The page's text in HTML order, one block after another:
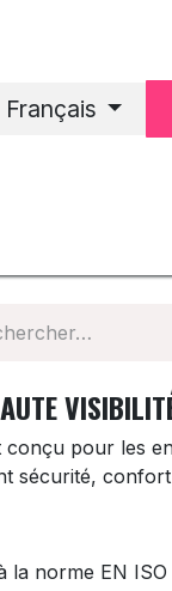
Français
conçu pour les
sécurité,
la norme EN